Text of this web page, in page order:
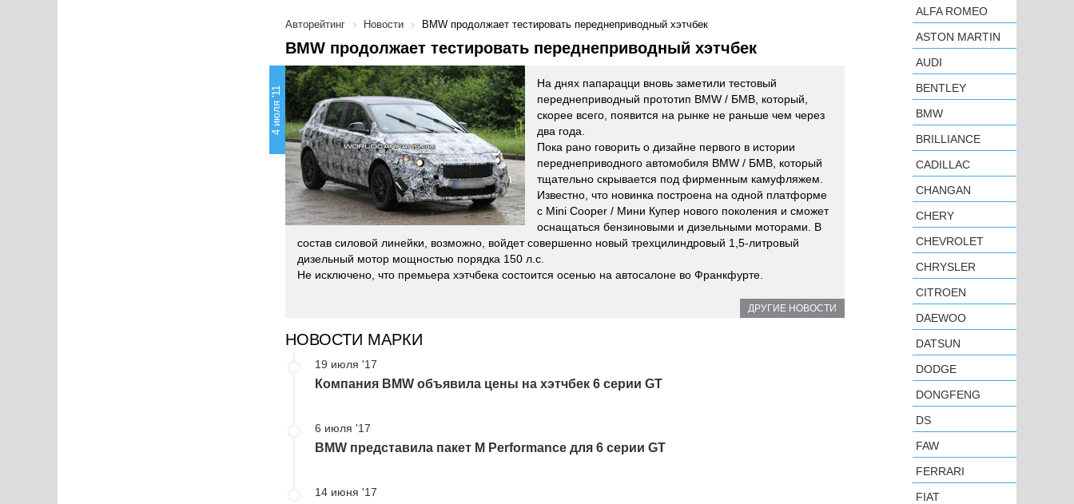
Авторейтинг Новости BMW продолжает тестировать переднеприводный хэтчбек
BMW продолжает тестировать переднеприводный хэтчбек
4 июля '11
На днях папарацци вновь заметили тестовый
переднеприводный прототип BMW / БМВ, который,
скорее всего, появится на рынке не раньше чем через
два года.
Пока рано говорить о дизайне первого в истории
переднеприводного автомобиля BMW / БМВ, который
тщательно скрывается под фирменным камуфляжем.
Известно, что новинка построена на одной платформе
с Mini Cooper / Мини Купер нового поколения и сможет
оснащаться бензиновыми и дизельными моторами. В
состав силовой линейки, возможно, войдет совершенно новый трехцилиндровый 1,5-литровый
дизельный мотор мощностью порядка 150 л.с.
Не исключено, что премьера хэтчбека состоится осенью на автосалоне во Франкфурте.
ДРУГИЕ НОВОСТИ
НОВОСТИ МАРКИ
19 июля '17
Компания BMW объявила цены на хэтчбек 6 серии GT
6 июля '17
BMW представила пакет M Performance для 6 серии GT
14 июня '17
ALFA ROMEO
ASTON MARTIN
AUDI
BENTLEY
BMW
BRILLIANCE
CADILLAC
CHANGAN
CHERY
CHEVROLET
CHRYSLER
CITROEN
DAEWOO
DATSUN
DODGE
DONGFENG
DS
FAW
FERRARI
FIAT